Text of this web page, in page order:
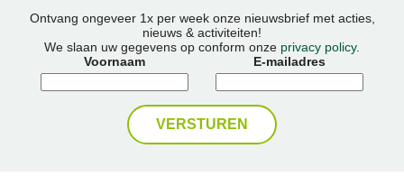
Ontvang ongeveer 1x per week onze nieuwsbrief met acties,
nieuws & activiteiten!
We slaan uw gegevens op conform onze privacy policy.
Voornaam
E-mailadres